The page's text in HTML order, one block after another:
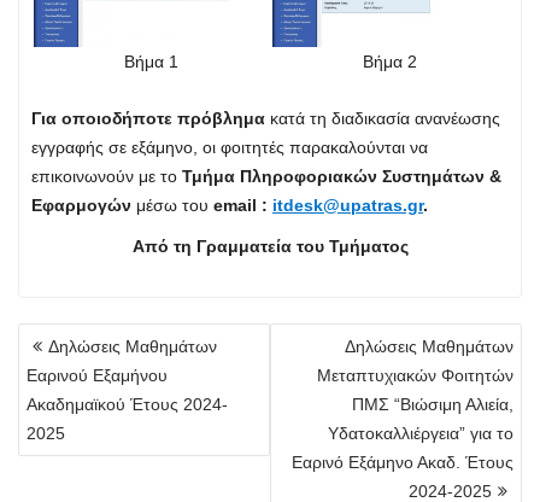
Βήμα 1 Βήμα 2
Για οποιοδήποτε πρόβλημα κατά τη διαδικασία ανανέωσης
εγγραφής σε εξάμηνο, οι φοιτητές παρακαλούνται να
επικοινωνούν με το Τμήμα Πληροφοριακών Συστημάτων &
Εφαρμογών μέσω του email : itdesk@upatras.gr.
Από τη Γραμματεία του Τμήματος
Πλοήγηση
άρθρων
Δηλώσεις Μαθημάτων
Εαρινού Εξαμήνου
Ακαδημαϊκού Έτους 2024-
2025
Δηλώσεις Μαθημάτων
Μεταπτυχιακών Φοιτητών
ΠΜΣ “Βιώσιμη Αλιεία,
Υδατοκαλλιέργεια” για το
Εαρινό Εξάμηνο Ακαδ. Έτους
2024-2025